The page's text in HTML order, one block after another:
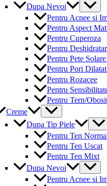
Dupa Nevoi
Menu
Toggle
Pentru Acnee si
Pentru Aspect
Pentru Cuperoza
Pentru
Pentru Pete
Pentru Pori
Pentru Rozacee
Pentru
Pentru Tern/
Creme
Menu
Toggle
Dupa Tip Piele
Menu
Pentru Ten
Pentru Ten Uscat
Pentru Ten Mixt
Dupa Nevoi
Menu
Toggle
Pentru Acnee si